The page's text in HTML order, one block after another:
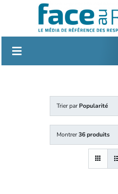
Trier parPopularité
Montrer36 produits